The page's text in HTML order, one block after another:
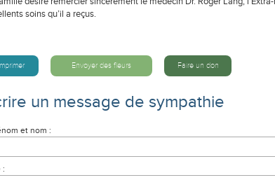
soins qu’il a reçus.
Envoyer des fleurs Faire un don
un message de sympathie
et nom :
: